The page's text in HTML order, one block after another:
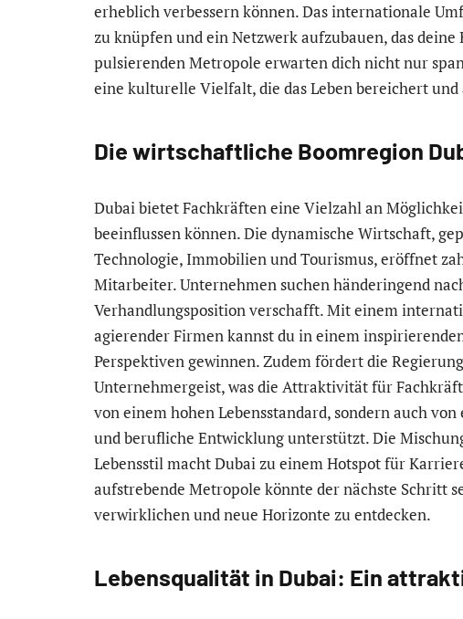
erheblich verbessern können. Das internationale
zu knüpfen und ein Netzwerk aufzubauen, das
pulsierenden Metropole erwarten dich nicht nur
eine kulturelle Vielfalt, die das Leben bereichert
Die wirtschaftliche Boomregion
Dubai bietet Fachkräften eine Vielzahl an
beeinflussen können. Die dynamische Wirtschaft,
Technologie, Immobilien und Tourismus, eröffnet
Mitarbeiter. Unternehmen suchen händeringend
Verhandlungsposition verschafft. Mit einem
agierender Firmen kannst du in einem
Perspektiven gewinnen. Zudem fördert die
Unternehmergeist, was die Attraktivität für
von einem hohen Lebensstandard, sondern auch
und berufliche Entwicklung unterstützt. Die
Lebensstil macht Dubai zu einem Hotspot für
aufstrebende Metropole könnte der nächste Schritt
verwirklichen und neue Horizonte zu entdecken.
Lebensqualität in Dubai: Ein